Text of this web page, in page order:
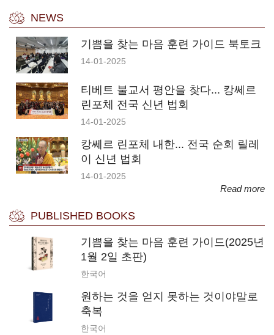
NEWS
기쁨을 찾는 마음 훈련 가이드 북토크
14-01-2025
티베트 불교서 평안을 찾다... 캉쎄르
린포체 전국 신년 법회
14-01-2025
캉쎄르 린포체 내한... 전국 순회 릴레
이 신년 법회
14-01-2025
Read more
PUBLISHED BOOKS
기쁨을 찾는 마음 훈련 가이드(2025년
1월 2일 초판)
한국어
원하는 것을 얻지 못하는 것이야말로
축복
한국어